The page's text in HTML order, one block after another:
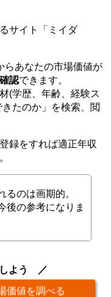
サイト「ミイダ
らあなたの市場価値が
認できます。
(学歴、年齢、経験ス
たのか」を検索、閲
録をすれば適正年収
るのは画期的。
後の参考になりま
よう
価値を調べる